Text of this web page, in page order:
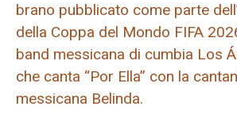
brano pubblicato come parte
della Coppa del Mondo FIFA
band messicana di cumbia Los
che canta “Por Ella” con la
messicana Belinda.